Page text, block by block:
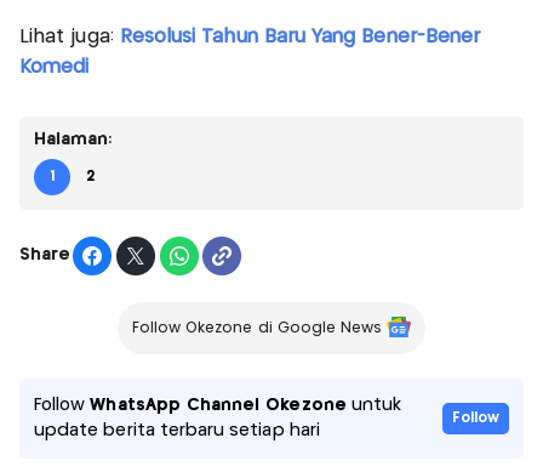
Lihat juga: Resolusi Tahun Baru Yang Bener-Bener
Komedi
Halaman:
1 2
Share
Follow Okezone di Google News
FollowWhatsApp Channel Okezone untuk
update berita terbaru setiap hari
Follow